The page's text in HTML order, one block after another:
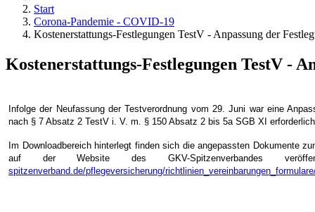
Start
Corona-Pandemie - COVID-19
Kostenerstattungs-Festlegungen TestV - Anpassung der
Kostenerstattungs-Festlegungen TestV -
Infolge der Neufassung der Testverordnung vom 29. Juni war eine
nach § 7 Absatz 2 TestV i. V. m. § 150 Absatz 2 bis 5a SGB XI
Im Downloadbereich hinterlegt finden sich die angepassten Dokumente
auf der Website des GKV-Spitzenverbandes
spitzenverband.de/pflegeversicherung/